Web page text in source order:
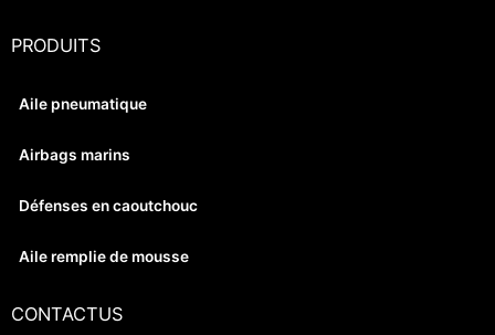
PRODUITS
Aile pneumatique
Airbags marins
Défenses en caoutchouc
Aile remplie de mousse
CONTACTUS